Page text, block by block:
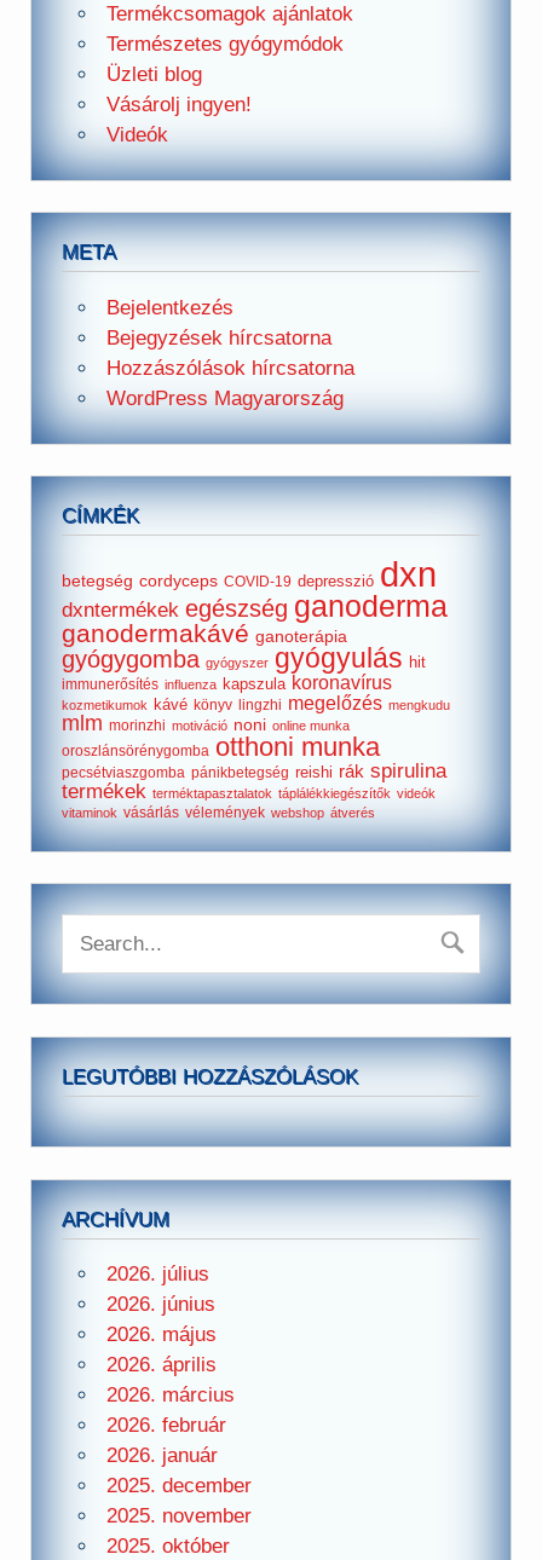
Termékcsomagok ajánlatok
Természetes gyógymódok
Üzleti blog
Vásárolj ingyen!
Videók
META
Bejelentkezés
Bejegyzések hírcsatorna
Hozzászólások hírcsatorna
WordPress Magyarország
CÍMKÉK
betegség cordyceps COVID-19 depresszió dxn
dxntermékek egészség ganoderma
ganodermakávé ganoterápia
gyógygomba gyógyszer gyógyulás hit
immunerősítés influenza kapszula koronavírus
kozmetikumok kávé könyv lingzhi megelőzés mengkudu
mlm morinzhi motiváció noni online munka
oroszlánsörénygomba otthoni munka
pecsétviaszgomba pánikbetegség reishi rák spirulina
termékek terméktapasztalatok táplálékkiegészítők videók
vitaminok vásárlás vélemények webshop átverés
LEGUTÓBBI HOZZÁSZÓLÁSOK
ARCHÍVUM
2026. július
2026. június
2026. május
2026. április
2026. március
2026. február
2026. január
2025. december
2025. november
2025. október